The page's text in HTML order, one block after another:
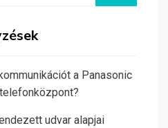
a Panasonic
udvar alapjai